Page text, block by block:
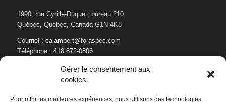
Gérer le consentement aux
cookies
Pour offrir les meilleures expériences, nous utilisons des technologies
1990, rue Cyrille-Duquet, bureau 210
Québec, Québec, Canada G1N 4K8
Courriel : calambert@foraspec.com
Téléphone : 418 872-0806